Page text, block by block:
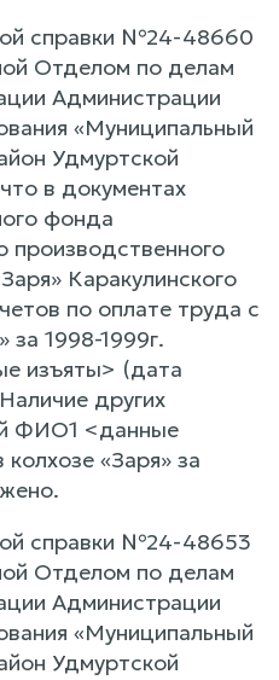
справки №24-48660
Отделом по делам
Администрации
«Муниципальный
Удмуртской
в документах
фонда
производственного
Каракулинского
по оплате труда с
за 1998-1999г.
изъяты> (дата
других
ФИО1 <данные
«Заря» за
справки №24-48653
Отделом по делам
Администрации
«Муниципальный
Удмуртской